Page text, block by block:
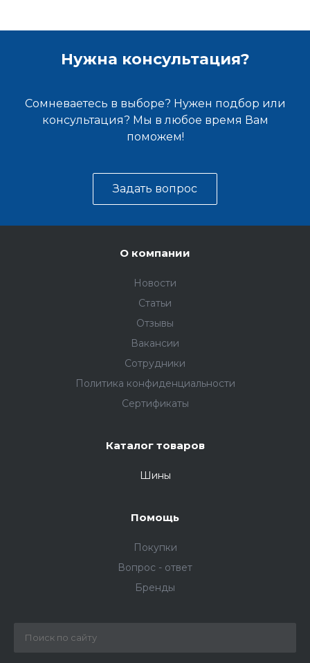
Нужна консультация?
Сомневаетесь в выборе? Нужен подбор или
консультация? Мы в любое время Вам
поможем!
Задать вопрос
О компании
Новости
Статьи
Отзывы
Вакансии
Сотрудники
Политика конфиденциальности
Сертификаты
Каталог товаров
Шины
Помощь
Покупки
Вопрос - ответ
Бренды